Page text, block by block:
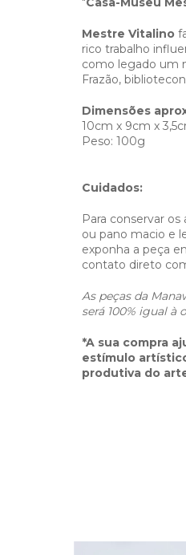
Mestre Vitalino
rico trabalho
como legado um
Frazão,
Dimensões
10cm x 9cm x
Cuidados:
Para conservar
ou pano macio e
exponha a peça
contato direto
As peças da
será 100% igual à
*A sua compra
estímulo
produtiva do